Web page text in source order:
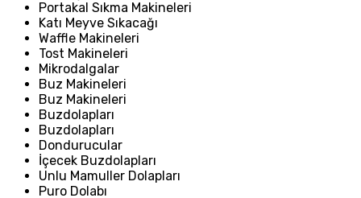
Portakal Sıkma Makineleri
Katı Meyve Sıkacağı
Waffle Makineleri
Tost Makineleri
Mikrodalgalar
Buz Makineleri
Buz Makineleri
Buzdolapları
Buzdolapları
Dondurucular
İçecek Buzdolapları
Unlu Mamuller Dolapları
Puro Dolabı